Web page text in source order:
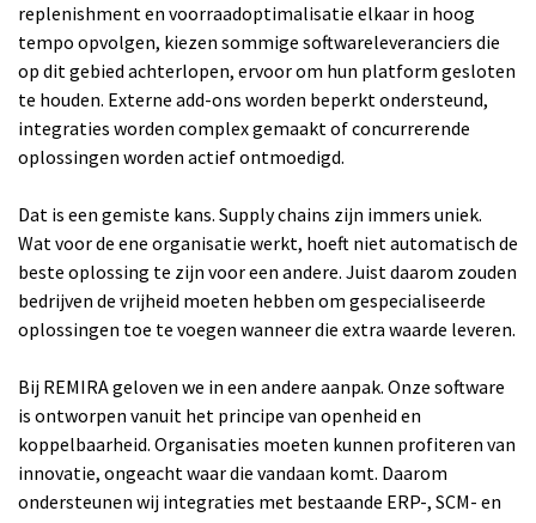
replenishment en voorraadoptimalisatie elkaar in hoog
tempo opvolgen, kiezen sommige softwareleveranciers die
op dit gebied achterlopen, ervoor om hun platform gesloten
te houden. Externe add-ons worden beperkt ondersteund,
integraties worden complex gemaakt of concurrerende
oplossingen worden actief ontmoedigd.
Dat is een gemiste kans. Supply chains zijn immers uniek.
Wat voor de ene organisatie werkt, hoeft niet automatisch de
beste oplossing te zijn voor een andere. Juist daarom zouden
bedrijven de vrijheid moeten hebben om gespecialiseerde
oplossingen toe te voegen wanneer die extra waarde leveren.
Bij REMIRA geloven we in een andere aanpak. Onze software
is ontworpen vanuit het principe van openheid en
koppelbaarheid. Organisaties moeten kunnen profiteren van
innovatie, ongeacht waar die vandaan komt. Daarom
ondersteunen wij integraties met bestaande ERP-, SCM- en